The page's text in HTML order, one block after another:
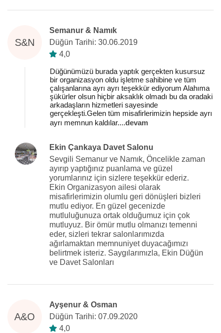
S&N
Semanur & Namık
Düğün Tarihi: 30.06.2019
4,0
Düğünümüzü burada yaptık gerçekten kusursuz
bir organizasyon oldu işletme sahibine ve tüm
çalışanlarına ayrı ayrı teşekkür ediyorum Alahıma
şükürler olsun hiçbir aksaklık olmadı bu da oradaki
arkadaşların hizmetleri sayesinde
gerçekleşti.Gelen tüm misafirlerimizin hepside ayrı
ayrı memnun kaldılar....devam
Ekin Çankaya Davet Salonu
Sevgili Semanur ve Namık, Öncelikle zaman
ayırıp yaptığınız puanlama ve güzel
yorumlarınız için sizlere teşekkür ederiz.
Ekin Organizasyon ailesi olarak
misafirlerimizin olumlu geri dönüşleri bizleri
mutlu ediyor. En güzel gecenizde
mutluluğunuza ortak olduğumuz için çok
mutluyuz. Bir ömür mutlu olmanızı temenni
eder, sizleri tekrar salonlarımızda
ağırlamaktan memnuniyet duyacağımızı
belirtmek isteriz. Saygılarımızla, Ekin Düğün
ve Davet Salonları
A&O
Ayşenur & Osman
Düğün Tarihi: 07.09.2020
4,0